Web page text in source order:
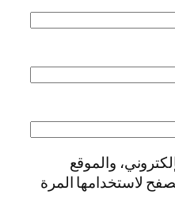
والموقع
لاستخدامها المرة